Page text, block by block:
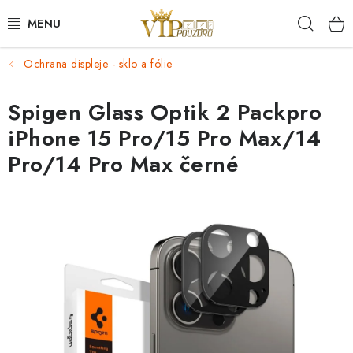
na
KRYTY NA MOBIL.
OCHRANA DISPLEJE - SKLO A FÓLIE
KABELY A NABÍJEČKY
BRAŠNY NA NOTEBOOKY
Ochrana displeje - sklo a fólie
Spigen Glass Optik 2 Packpro
iPhone 15 Pro/15 Pro Max/14
Pro/14 Pro Max černé